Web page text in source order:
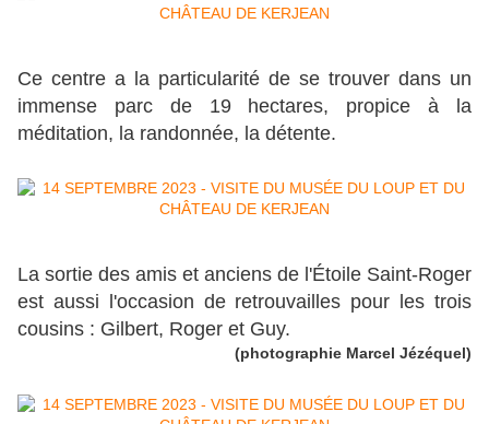
Ce centre a la particularité de se trouver dans un
immense parc de 19 hectares, propice à la
méditation, la randonnée, la détente.
La sortie des amis et anciens de l'Étoile Saint-Roger
est aussi l'occasion de retrouvailles pour les trois
cousins : Gilbert, Roger et Guy.
(photographie Marcel Jézéquel)